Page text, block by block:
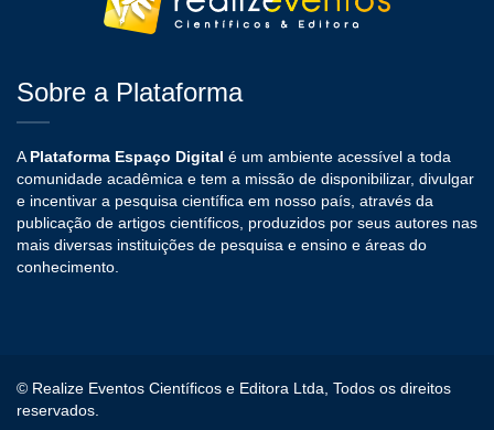
Sobre a Plataforma
A Plataforma Espaço Digital é um ambiente acessível a toda
comunidade acadêmica e tem a missão de disponibilizar, divulgar
e incentivar a pesquisa científica em nosso país, através da
publicação de artigos científicos, produzidos por seus autores nas
mais diversas instituições de pesquisa e ensino e áreas do
conhecimento.
© Realize Eventos Científicos e Editora Ltda, Todos os direitos
reservados.